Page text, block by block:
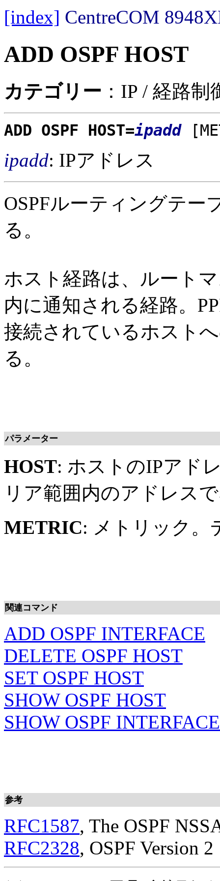
[index] CentreCOM
ADD OSPF HOST
カテゴリー ：IP / 経路制
ADD OSPF HOST=ipadd
ipadd: IPアドレス
OSPFルーティングテー
る。
ホスト経路は、ルート
内に通知される経路。
接続されているホスト
る。
パラメーター
HOST: ホストのIPアド
リア範囲内のアドレス
METRIC: メトリック。
関連コマンド
ADD OSPF INTERFACE
DELETE OSPF HOST
SET OSPF HOST
SHOW OSPF HOST
SHOW OSPF INTERFACE
参考
RFC1587, The OSPF
RFC2328, OSPF Version 2